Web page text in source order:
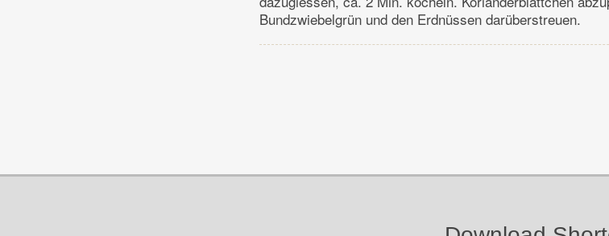
Bundzwiebelgrün und den Erdnüssen darüberstreuen.